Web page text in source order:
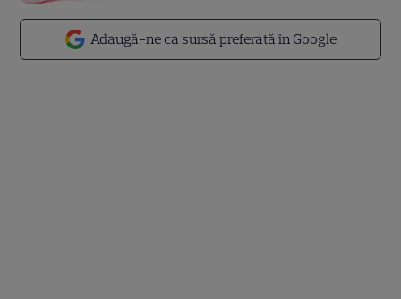
Adaugă-ne ca sursă preferată în Google